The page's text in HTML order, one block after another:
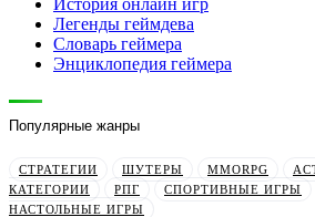
История онлайн игр
Легенды геймдева
Словарь геймера
Энциклопедия геймера
Популярные жанры
СТРАТЕГИИ ШУТЕРЫ MMORPG
КАТЕГОРИИ
РПГ СПОРТИВНЫЕ ИГРЫ
НАСТОЛЬНЫЕ ИГРЫ